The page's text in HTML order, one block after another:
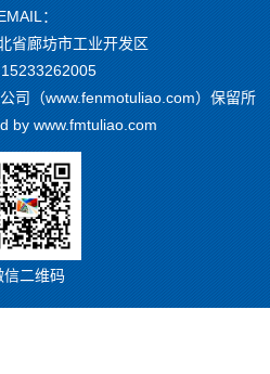
：
省廊坊市工业开发区
司（www.fenmotuliao.com）保留所
by www.fmtuliao.com
信二维码